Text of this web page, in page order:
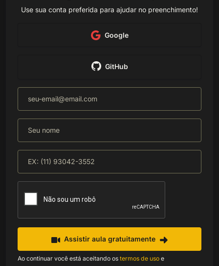
Use sua conta preferida para ajudar no preenchimento!
Google
GitHub
Assistir aula gratuitamente
Ao continuar você está aceitando os termos de uso e